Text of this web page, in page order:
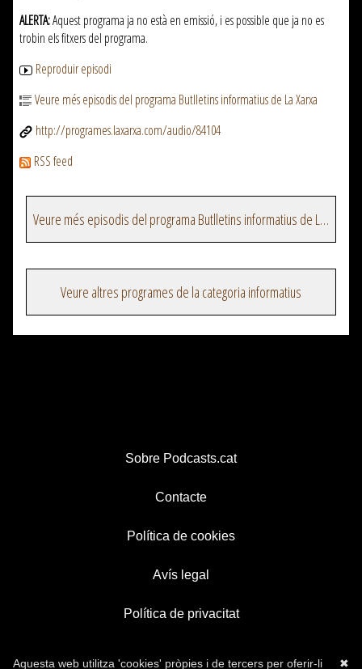
ALERTA:Aquest programa ja no està en emissió, i es possible que ja no es
trobin els fitxers del programa.
Reproduir episodi
Veure més episodis del programa Butlletins informatius de La Xarxa
http://programes.laxarxa.com/audio/84104
RSS feed
Veure més episodis del programa Butlletins informatius de La Xarxa
Veure altres programes de la categoria informatius
Sobre Podcasts.cat
Contacte
Política de cookies
Avís legal
Política de privacitat
✖
Aquesta web utilitza 'cookies' pròpies i de tercers per oferir-li